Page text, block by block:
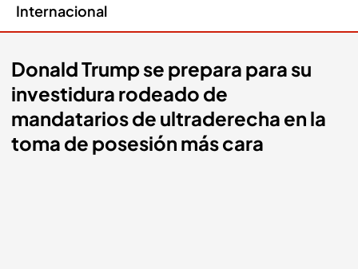
Internacional
Donald Trump se prepara para su
investidura rodeado de
mandatarios de ultraderecha en la
toma de posesión más cara